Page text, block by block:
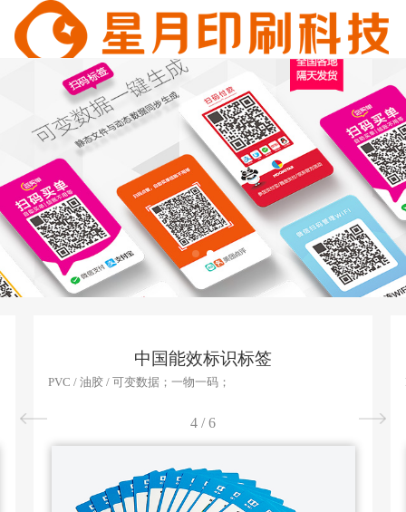
中国能效标识标签
PVC / 油胶 / 可变数据；一物一码；
4 /6